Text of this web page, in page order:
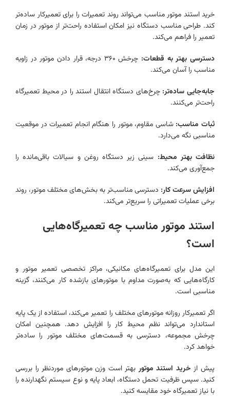
خرید استند موتور مناسب می‌تواند روند تعمیرات را برای تعمیرکار ساده‌تر
کند. طراحی مناسب دستگاه نیز امکان استفاده راحت‌تر از موتور در زمان
تعمیر را فراهم می‌کند.
دسترسی بهتر به قطعات:
چرخش ۳۶۰ درجه، قرار دادن موتور در زاویه
مناسب را آسان می‌کند.
جابه‌جایی ساده‌تر: چرخ‌های دستگاه انتقال استند را در محیط تعمیرگاه
راحت‌تر می‌کنند.
ثبات مناسب: شاسی مقاوم، موتور را هنگام انجام تعمیرات در موقعیت
مناسبی نگه می‌دارد.
نظافت بهتر محیط: سینی زیر دستگاه روغن و سیالات باقی‌مانده را
جمع‌آوری می‌کند.
افزایش سرعت کار: دسترسی مناسب‌تر به بخش‌های مختلف موتور، روند
برخی عملیات تعمیراتی را سریع‌تر می‌کند.
استند موتور مناسب چه تعمیرگاه‌هایی
است؟
این مدل برای تعمیرگاه‌های مکانیکی، مراکز تخصصی تعمیر موتور و
کارگاه‌هایی که به‌صورت مداوم با موتورهای بازشده کار می‌کنند، گزینه
مناسبی است.
اگر تعمیرکار روزانه موتورهای مختلف را تعمیر می‌کند، استفاده از یک پایه
استاندارد می‌تواند نظم محیط کار را افزایش دهد. همچنین امکان
چرخش مجموعه، دسترسی به قسمت‌های مختلف موتور را ساده‌تر
خواهد کرد.
پیش از خرید استند موتوربهتر است وزن موتورهای موردنظر را بررسی
کنید. سپس ظرفیت تحمل دستگاه، ابعاد پایه و نوع سیستم نگهدارنده را
با نیاز تعمیرگاه خود مقایسه کنید.